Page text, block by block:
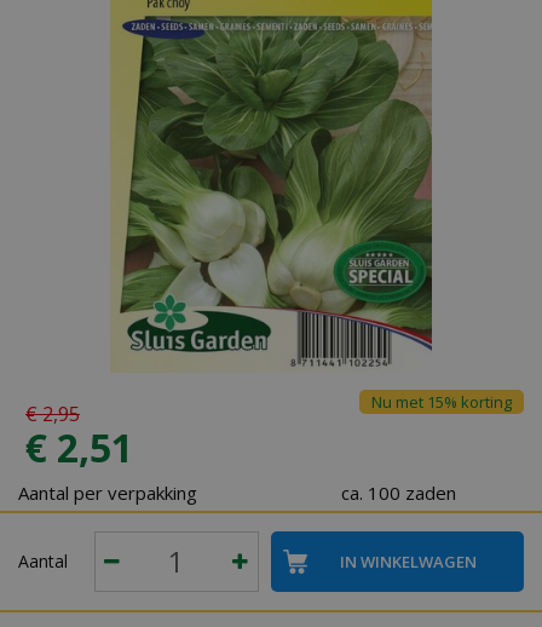
€2,95
€ 2,51
Nu met 15% korting
Aantal per verpakking ca. 100 zaden
Aantal